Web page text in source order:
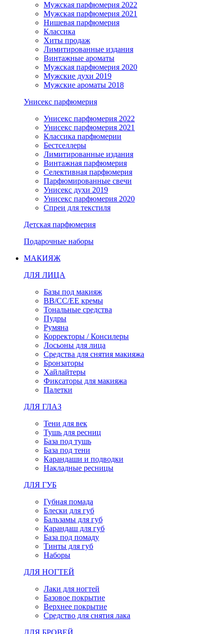
Мужская парфюмерия 2022
Мужская парфюмерия 2021
Нишевая парфюмерия
Классика
Хиты продаж
Лимитированные издания
Винтажные ароматы
Мужская парфюмерия 2020
Мужские духи 2019
Мужские ароматы 2018
Унисекс парфюмерия
Унисекс парфюмерия 2022
Унисекс парфюмерия 2021
Классика парфюмерии
Бестселлеры
Лимитированные издания
Винтажная парфюмерия
Селективная парфюмерия
Парфюмированные свечи
Унисекс духи 2019
Унисекс парфюмерия 2020
Спреи для текстиля
Детская парфюмерия
Подарочные наборы
МАКИЯЖ
ДЛЯ ЛИЦА
Базы под макияж
BB/CC/EE кремы
Тональные средства
Пудры
Румяна
Корректоры / Консилеры
Лосьоны для лица
Средства для снятия макияжа
Бронзаторы
Хайлайтеры
Фиксаторы для макияжа
Палетки
ДЛЯ ГЛАЗ
Тени для век
Тушь для ресниц
База под тушь
База под тени
Карандаши и подводки
Накладные ресницы
ДЛЯ ГУБ
Губная помада
Блески для губ
Бальзамы для губ
Карандаш для губ
База под помаду
Тинты для губ
Наборы
ДЛЯ НОГТЕЙ
Лаки для ногтей
Базовое покрытие
Верхнее покрытие
Средство для снятия лака
ДЛЯ БРОВЕЙ